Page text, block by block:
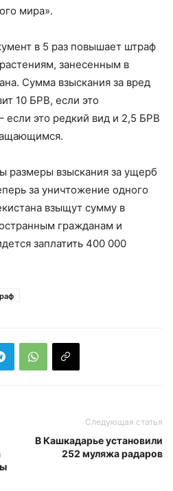
мира».
в 5 раз повышает штраф
занесенным в
Сумма взыскания за вред
10 БРВ, если это
это редкий вид и 2,5 БРВ
размеры взыскания за ущерб
за уничтожение одного
взыщут сумму в
гражданам и
заплатить 400 000
Следующая статья
В Кашкадарье установили
252 муляжа радаров